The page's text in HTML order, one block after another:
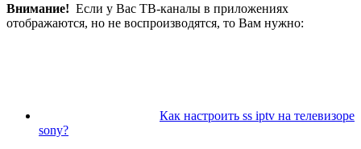
Внимание! Если у Вас ТВ-каналы в приложениях
отображаются, но не воспроизводятся, то Вам нужно:
Как настроить ss iptv на телевизоре
sony?